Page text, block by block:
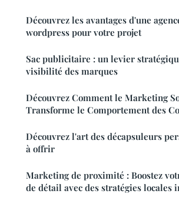
Découvrez les avantages d'une
wordpress pour votre projet
Sac publicitaire : un levier
visibilité des marques
Découvrez Comment le Marketing
Transforme le Comportement des
Découvrez l'art des décapsuleurs
à offrir
Marketing de proximité : Boostez
de détail avec des stratégies locales